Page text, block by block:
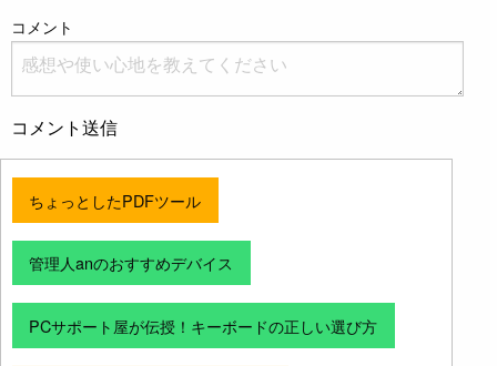
コメント
コメント送信
ちょっとしたPDFツール
管理人anのおすすめデバイス
PCサポート屋が伝授！キーボードの正しい選び方